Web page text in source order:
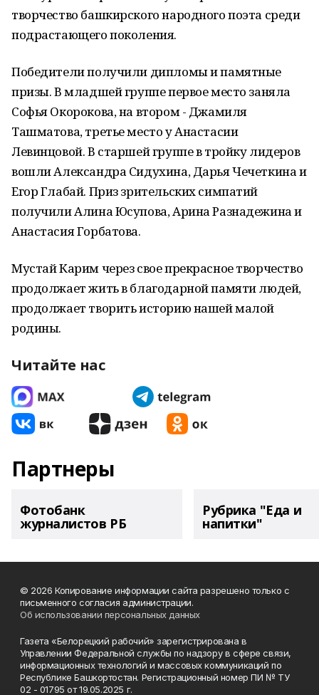
творчество башкирского народного поэта среди
подрастающего поколения.
Победители получили дипломы и памятные
призы. В младшей группе первое место заняла
Софья Окорокова, на втором - Джамиля
Ташматова, третье место у Анастасии
Левинцовой. В старшей группе в тройку лидеров
вошли Александра Сидухина, Дарья Чечеткина и
Егор Глабай. Приз зрительских симпатий
получили Алина Юсупова, Арина Разнадежина и
Анастасия Горбатова.
Мустай Карим через свое прекрасное творчество
продолжает жить в благодарной памяти людей,
продолжает творить историю нашей малой
родины.
Читайте нас
Партнеры
Фотобанк
журналистов РБ
Рубрика "Еда и
напитки"
© 2026 Копирование информации сайта разрешено только с
письменного согласия администрации.
Об использовании персональных данных
Газета «Белорецкий рабочий» зарегистрирована в
Управлении Федеральной службы по надзору в сфере связи,
информационных технологий и массовых коммуникаций по
Республике Башкортостан. Регистрационный номер ПИ № ТУ
02 - 01795 от 19.05.2025 г.